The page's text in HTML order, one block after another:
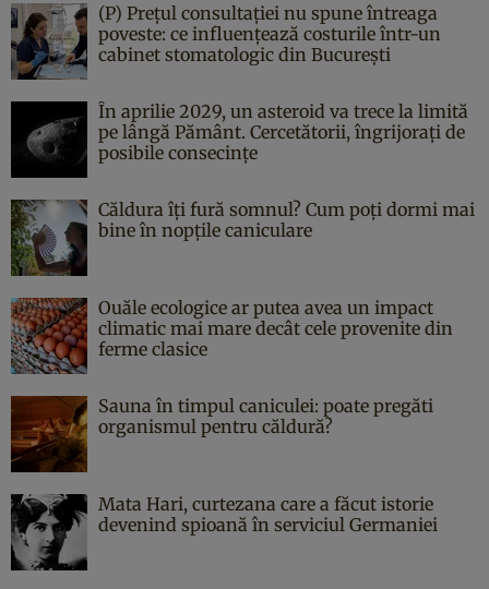
(P) Prețul consultației nu spune întreaga
poveste: ce influențează costurile într-un
cabinet stomatologic din București
În aprilie 2029, un asteroid va trece la limită
pe lângă Pământ. Cercetătorii, îngrijorați de
posibile consecințe
Căldura îți fură somnul? Cum poți dormi mai
bine în nopțile caniculare
Ouăle ecologice ar putea avea un impact
climatic mai mare decât cele provenite din
ferme clasice
Sauna în timpul caniculei: poate pregăti
organismul pentru căldură?
Mata Hari, curtezana care a făcut istorie
devenind spioană în serviciul Germaniei